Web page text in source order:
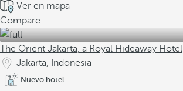
Ver en mapa
Compare
The Orient Jakarta, a Royal Hideaway Hotel
Jakarta, Indonesia
Nuevo hotel